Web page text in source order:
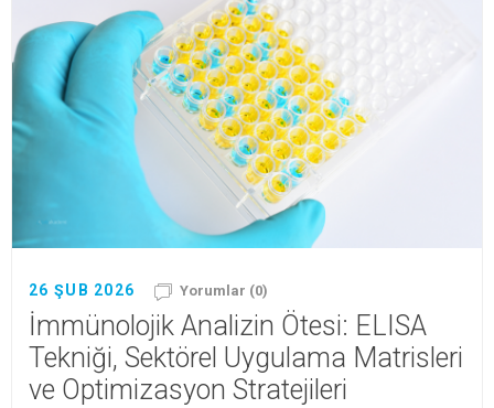
26 ŞUB 2026 Yorumlar (0)
İmmünolojik Analizin Ötesi: ELISA
Tekniği, Sektörel Uygulama Matrisleri
ve Optimizasyon Stratejileri